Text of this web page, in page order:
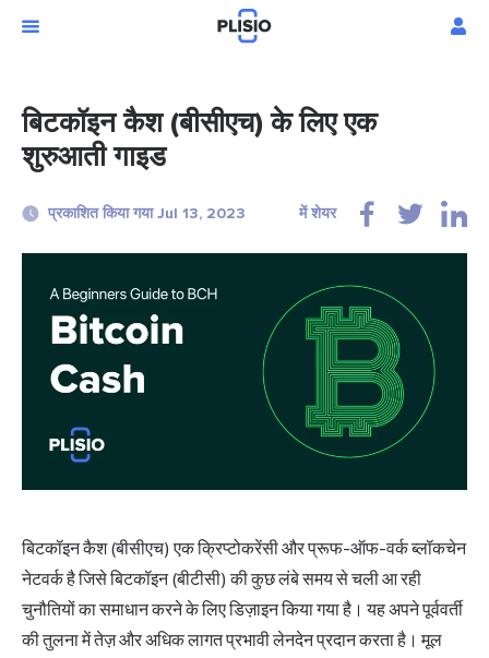
बिटकॉइन कैश (बीसीएच) के लिए एक
शुरुआती गाइड
प्रकाशित किया गया Jul 13, 2023 में शेयर
बिटकॉइन कैश (बीसीएच) एक क्रिप्टोकरेंसी और प्रूफ-ऑफ-वर्क ब्लॉकचेन
नेटवर्क है जिसे बिटकॉइन (बीटीसी) की कुछ लंबे समय से चली आ रही
चुनौतियों का समाधान करने के लिए डिज़ाइन किया गया है। यह अपने पूर्ववर्ती
की तुलना में तेज़ और अधिक लागत प्रभावी लेनदेन प्रदान करता है। मूल